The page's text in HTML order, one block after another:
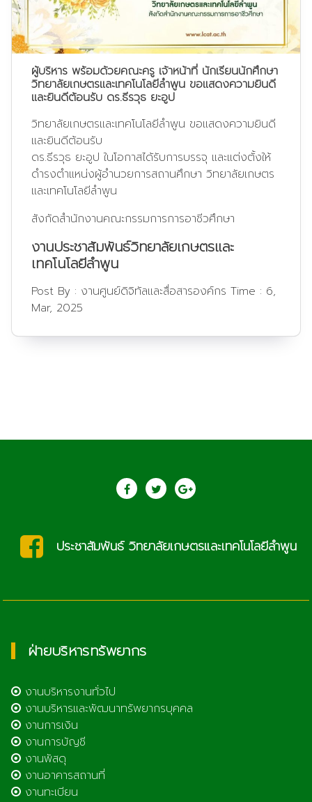
ผู้บริหาร พร้อมด้วยคณะครู เจ้าหน้าที่ นักเรียนนักศึกษา
วิทยาลัยเกษตรและเทคโนโลยีลำพูน ขอแสดงความยินดี
และยินดีต้อนรับ ดร.ธีรวุธ ยะอูป
วิทยาลัยเกษตรและเทคโนโลยีลำพูน ขอแสดงความยินดี
และยินดีต้อนรับ
ดร.ธีรวุธ ยะอูป ในโอกาสได้รับการบรรจุ และแต่งตั้งให้
ดำรงตำแหน่งผู้อำนวยการสถานศึกษา วิทยาลัยเกษตร
และเทคโนโลยีลำพูน
สังกัดสำนักงานคณะกรรมการการอาชีวศึกษา
งานประชาสัมพันธ์วิทยาลัยเกษตรและ
เทคโนโลยีลำพูน
Post By : งานศูนย์ดิจิทัลและสื่อสารองค์กร Time : 6,
Mar, 2025
ประชาสัมพันธ์ วิทยาลัยเกษตรและเทคโนโลยีลำพูน
ฝ่ายบริหารทรัพยากร
งานบริหารงานทั่วไป
งานบริหารและพัฒนาทรัพยากรบุคคล
งานการเงิน
งานการบัญชี
งานพัสดุ
งานอาคารสถานที่
งานทะเบียน